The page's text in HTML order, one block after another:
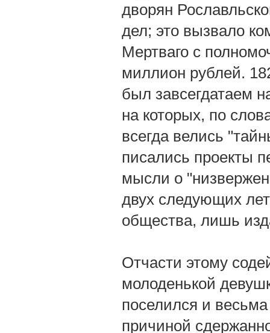
дворян
дел; это вызвало
Мертваго с
миллион рублей.
был завсегдатаем
на которых, по
всегда велись
писались проекты
мысли о
двух следующих лет
общества, лишь
Отчасти этому
молоденькой
поселился и
причиной